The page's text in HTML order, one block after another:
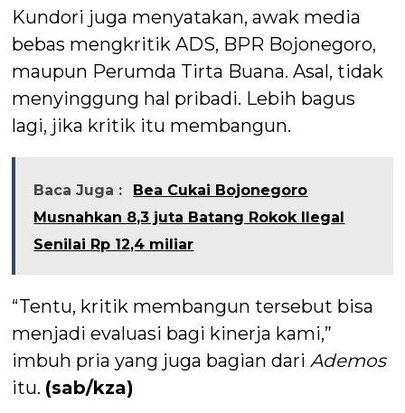
Kundori juga menyatakan, awak media
bebas mengkritik ADS, BPR Bojonegoro,
maupun Perumda Tirta Buana. Asal, tidak
menyinggung hal pribadi. Lebih bagus
lagi, jika kritik itu membangun.
Baca Juga :
Bea Cukai Bojonegoro
Musnahkan 8,3 juta Batang Rokok Ilegal
Senilai Rp 12,4 miliar
“Tentu, kritik membangun tersebut bisa
menjadi evaluasi bagi kinerja kami,”
imbuh pria yang juga bagian dari Ademos
itu. (sab/kza)